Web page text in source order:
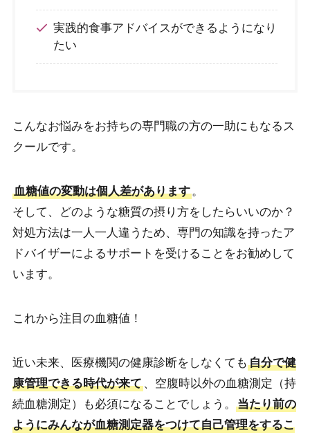
実践的食事アドバイスができるようになり
たい
こんなお悩みをお持ちの専門職の方の一助にもなるス
クールです。
血糖値の変動は個人差があります。
そして、どのような糖質の摂り方をしたらいいのか？
対処方法は一人一人違うため、専門の知識を持ったア
ドバイザーによるサポートを受けることをお勧めして
います。
これから注目の血糖値！
近い未来、医療機関の健康診断をしなくても 自分で健
康管理できる時代が来て、空腹時以外の血糖測定（持
続血糖測定）も必須になることでしょう。
当たり前の
ようにみんなが血糖測定器をつけて自己管理をするこ